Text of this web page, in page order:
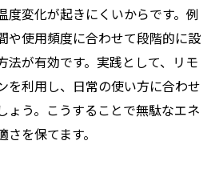
度変化が起きにくいからです。例
や使用頻度に合わせて段階的に設
法が有効です。実践として、リモ
を利用し、日常の使い方に合わせ
ょう。こうすることで無駄なエネ
を保てます。